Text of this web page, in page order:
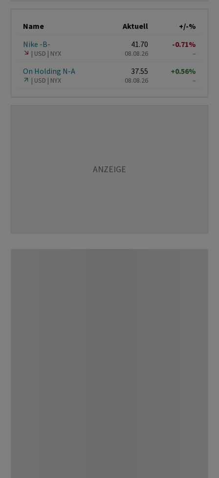
Name Aktuell
+/-%
Nike -B-
USD NYX
41.70
08.08.26
-0.71%
–
On Holding N-A
USD NYX
37.55
08.08.26
+0.56%
–